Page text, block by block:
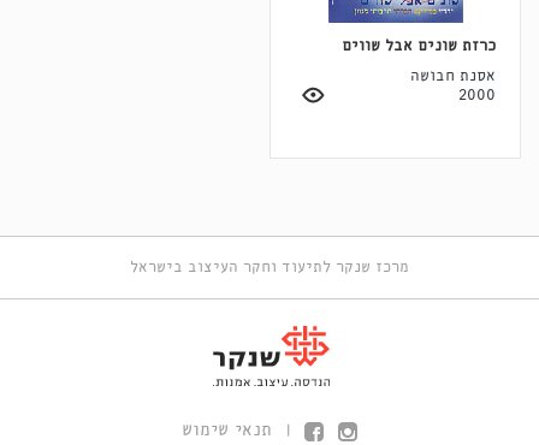
כרזת שונים אבל שווים
אסנת חבושה
2000
מרכז שנקר לתיעוד וחקר העיצוב בישראל
תנאי שימוש